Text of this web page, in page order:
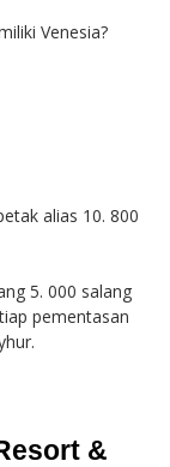
Venesia?
alias 10. 800
5. 000 salang
pementasan
&